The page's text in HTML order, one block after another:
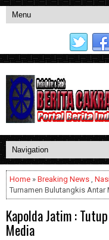
Home » Breaking News ,
Turnamen Bulutangkis Antar
Kapolda Jatim :
Media